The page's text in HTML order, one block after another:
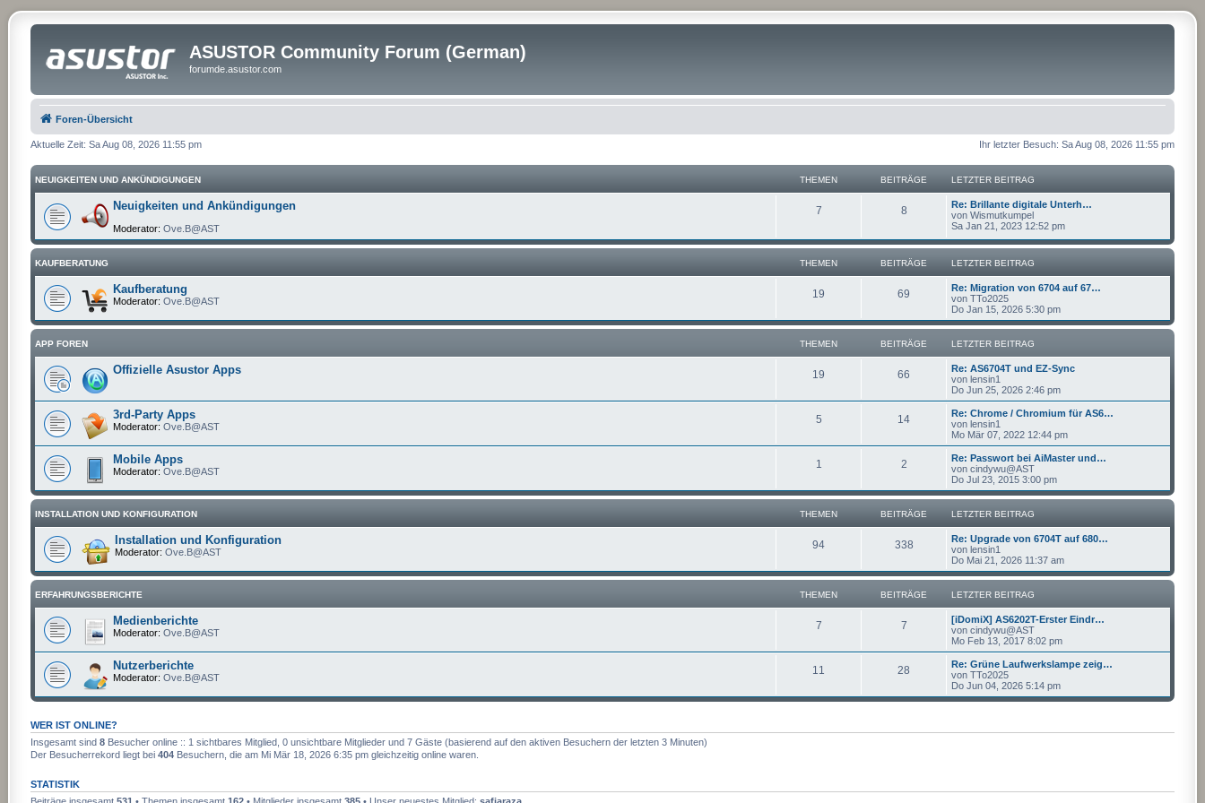
ASUSTOR Community Forum (German)
forumde.asustor.com
Foren-Übersicht
Ihr letzter Besuch: Sa Aug 08, 2026 11:55 pm
Aktuelle Zeit: Sa Aug 08, 2026 11:55 pm
NEUIGKEITEN UND ANKÜNDIGUNGEN THEMEN BEITRÄGE LETZTER BEITRAG
Neuigkeiten und Ankündigungen
Moderator: Ove.B@AST
7 8
Re: Brillante digitale Unterh…
vonWismutkumpel
Sa Jan 21, 2023 12:52 pm
KAUFBERATUNG THEMEN BEITRÄGE LETZTER BEITRAG
Kaufberatung
Moderator: Ove.B@AST
19 69
Re: Migration von 6704 auf 67…
vonTTo2025
Do Jan 15, 2026 5:30 pm
APP FOREN THEMEN BEITRÄGE LETZTER BEITRAG
Offizielle Asustor Apps 19 66
Re: AS6704T und EZ-Sync
vonlensin1
Do Jun 25, 2026 2:46 pm
3rd-Party Apps
Moderator: Ove.B@AST
5 14
Re: Chrome / Chromium für AS6…
vonlensin1
Mo Mär 07, 2022 12:44 pm
Mobile Apps
Moderator: Ove.B@AST
1 2
Re: Passwort bei AiMaster und…
voncindywu@AST
Do Jul 23, 2015 3:00 pm
INSTALLATION UND KONFIGURATION THEMEN BEITRÄGE LETZTER BEITRAG
Installation und Konfiguration
Moderator: Ove.B@AST
94 338
Re: Upgrade von 6704T auf 680…
vonlensin1
Do Mai 21, 2026 11:37 am
ERFAHRUNGSBERICHTE THEMEN BEITRÄGE LETZTER BEITRAG
Medienberichte
Moderator: Ove.B@AST
7 7
[iDomiX] AS6202T-Erster Eindr…
voncindywu@AST
Mo Feb 13, 2017 8:02 pm
Nutzerberichte
Moderator: Ove.B@AST
11 28
Re: Grüne Laufwerkslampe zeig…
vonTTo2025
Do Jun 04, 2026 5:14 pm
WER IST ONLINE?
Insgesamt sind 8Besucher online :: 1 sichtbares Mitglied, 0 unsichtbare Mitglieder und 7 Gäste (basierend auf den aktiven Besuchern der letzten 3 Minuten)
Der Besucherrekord liegt bei 404Besuchern, die am Mi Mär 18, 2026 6:35 pm gleichzeitig online waren.
STATISTIK